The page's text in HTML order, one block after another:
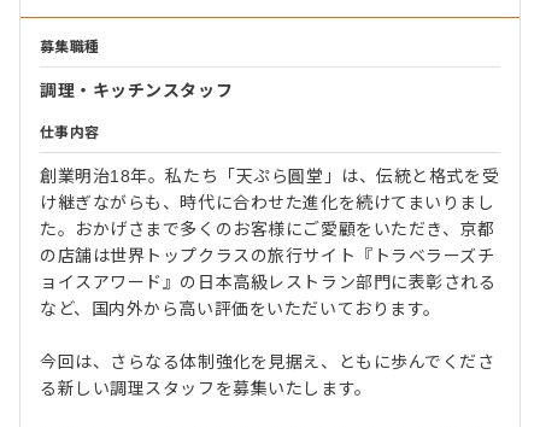
募集職種
調理・キッチンスタッフ
仕事内容
創業明治18年。私たち「天ぷら圓堂」は、伝統と格式を受
け継ぎながらも、時代に合わせた進化を続けてまいりまし
た。おかげさまで多くのお客様にご愛顧をいただき、京都
の店舗は世界トップクラスの旅行サイト『トラベラーズチ
ョイスアワード』の日本高級レストラン部門に表彰される
など、国内外から高い評価をいただいております。
今回は、さらなる体制強化を見据え、ともに歩んでくださ
る新しい調理スタッフを募集いたします。